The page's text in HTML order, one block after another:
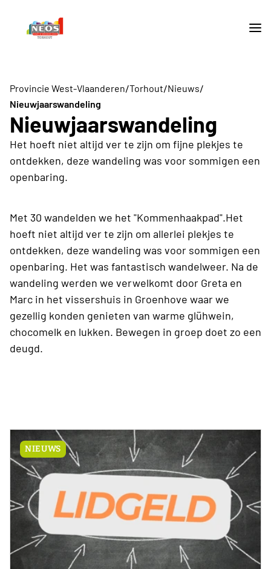
Provincie West-Vlaanderen/Torhout/Nieuws/
Nieuwjaarswandeling
Nieuwjaarswandeling
Het hoeft niet altijd ver te zijn om fijne plekjes te
ontdekken, deze wandeling was voor sommigen een
openbaring.
Met 30 wandelden we het "Kommenhaakpad".Het
hoeft niet altijd ver te zijn om allerlei plekjes te
ontdekken, deze wandeling was voor sommigen een
openbaring. Het was fantastisch wandelweer. Na de
wandeling werden we verwelkomt door Greta en
Marc in het vissershuis in Groenhove waar we
gezellig konden genieten van warme glühwein,
chocomelk en lukken. Bewegen in groep doet zo een
deugd.
NIEUWS